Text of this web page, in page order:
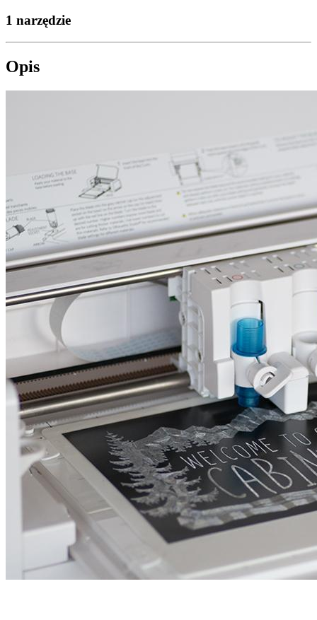
1 narzędzie
Opis